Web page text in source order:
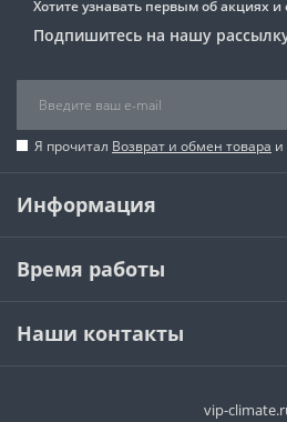
Хотите узнавать первым об акциях и
Подпишитесь на нашу
Я прочитал Возврат и обмен товара и
Информация
Время работы
Наши контакты
vip-